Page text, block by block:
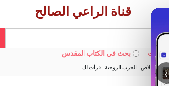
‹
قناة الراعي الصالح
بحث في الكتاب المقدس
الخلاص الحرب الروحية قرأت لك